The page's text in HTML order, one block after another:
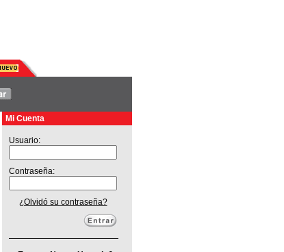
Mi Cuenta
Usuario:
Contraseña:
¿Olvidó su contraseña?